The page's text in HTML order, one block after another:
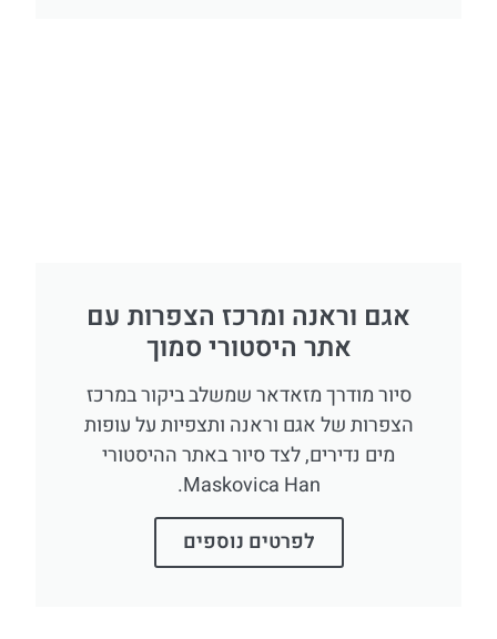
אגם וראנה ומרכז הצפרות עם
אתר היסטורי סמוך
סיור מודרך מזאדאר שמשלב ביקור במרכז
הצפרות של אגם וראנה ותצפיות על עופות
מים נדירים, לצד סיור באתר ההיסטורי
Maskovica Han.
לפרטים נוספים